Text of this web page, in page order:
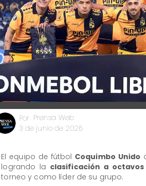
Prensa Web
Por
3 de junio de 2026
El equipo de fútbol Coquimbo Unido
logrando la clasificación a
torneo y como líder de su grupo.